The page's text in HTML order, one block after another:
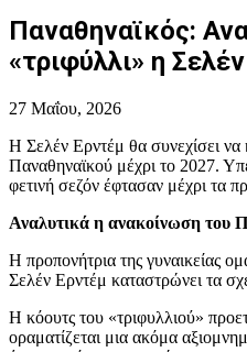
Παναθηναϊκός:
«τριφύλλι» η
27 Μαΐου, 2026
Η Σελέν Ερντέμ θα συνεχίσει να
Παναθηναϊκού μέχρι το 2027.
φετινή σεζόν έφτασαν μέχρι τα
Αναλυτικά η ανακοίνωση του
Η προπονήτρια της γυναικείας
Σελέν Ερντέμ καταστρώνει τα
Η κόουτς του «τριφυλλιού»
οραματίζεται μια ακόμα